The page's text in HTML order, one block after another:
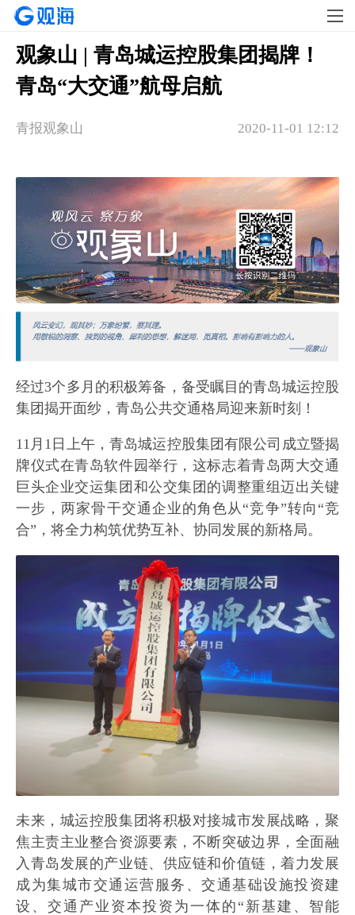
观象山 | 青岛城运控股集团揭牌！
青岛“大交通”航母启航
2020-11-01 12:12
青报观象山
经过3个多月的积极筹备，备受瞩目的青岛城运控股
集团揭开面纱，青岛公共交通格局迎来新时刻！
11月1日上午，青岛城运控股集团有限公司成立暨揭
牌仪式在青岛软件园举行，这标志着青岛两大交通
巨头企业交运集团和公交集团的调整重组迈出关键
一步，两家骨干交通企业的角色从“竞争”转向“竞
合”，将全力构筑优势互补、协同发展的新格局。
未来，城运控股集团将积极对接城市发展战略，聚
焦主责主业整合资源要素，不断突破边界，全面融
入青岛发展的产业链、供应链和价值链，着力发展
成为集城市交通运营服务、交通基础设施投资建
设、交通产业资本投资为一体的“新基建、智能